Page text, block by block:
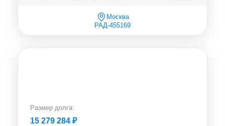
Москва
РАД-455169
Размер долга:
15 279 284 ₽